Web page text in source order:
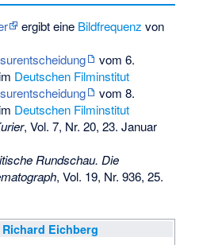
ergibt eine Bildfrequenz von
vom 6.
Deutschen Filminstitut
vom 8.
Deutschen Filminstitut
, Vol. 7, Nr. 20, 23. Januar
Rundschau. Die
, Vol. 19, Nr. 936, 25.
Richard Eichberg